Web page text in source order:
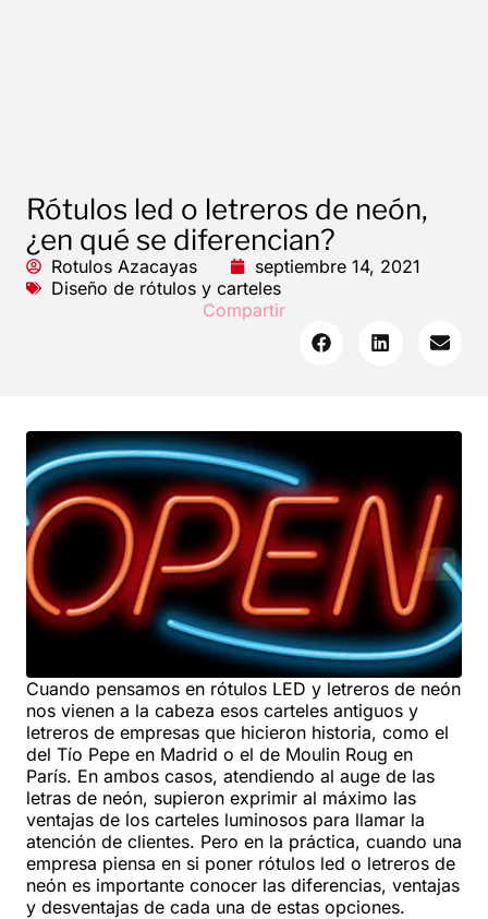
Rótulos led o letreros de neón,
¿en qué se diferencian?
Rotulos Azacayas
septiembre 14, 2021
Diseño de rótulos y carteles
Compartir
Cuando pensamos en rótulos LED y letreros de neón
nos vienen a la cabeza esos carteles antiguos y
letreros de empresas que hicieron historia, como el
del Tío Pepe en Madrid o el de Moulin Roug en
París. En ambos casos, atendiendo al auge de las
letras de neón, supieron exprimir al máximo las
ventajas de los carteles luminosos para llamar la
atención de clientes. Pero en la práctica, cuando una
empresa piensa en si poner rótulos led o letreros de
neón es importante conocer las diferencias, ventajas
y desventajas de cada una de estas opciones.